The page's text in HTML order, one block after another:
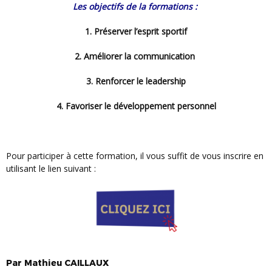
Les objectifs de la formations :
1. Préserver l’esprit sportif
2. Améliorer la communication
3. Renforcer le leadership
4. Favoriser le développement personnel
Pour participer à cette formation, il vous suffit de vous inscrire en
utilisant le lien suivant :
Par Mathieu CAILLAUX